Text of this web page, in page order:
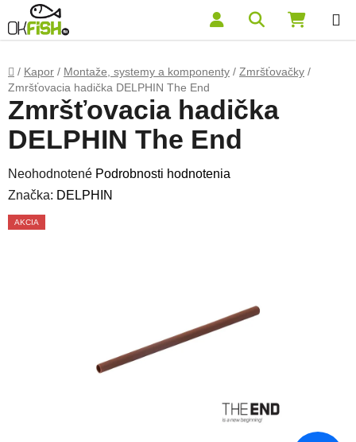
Prejsť na obsah Hľadať
Domov
/ Kapor / Montaže, systemy a komponenty / Zmršťovačky /
Zmršťovacia hadička DELPHIN The End
Zmršťovacia hadička
DELPHIN The End
Priemerné hodnotenie produktu je 0,0 z 5 hviezdičiek.
Neohodnotené Podrobnosti hodnotenia
Značka: DELPHIN
AKCIA